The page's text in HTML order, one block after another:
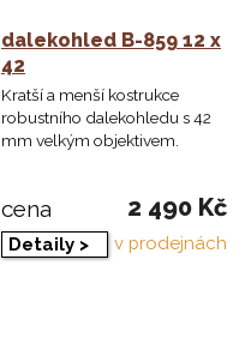
dalekohled B-859 12 x
42
Kratší a menší kostrukce
robustního dalekohledu s 42
mm velkým objektivem.
cena 2 490 Kč
Detaily > v prodejnách